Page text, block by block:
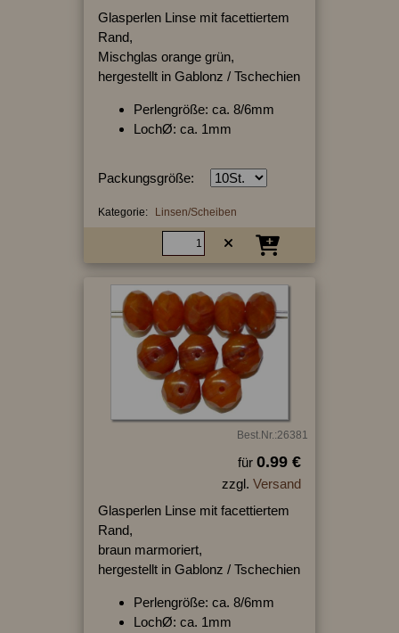
Glasperlen Linse mit facettiertem
Rand,
Mischglas orange grün,
hergestellt in Gablonz / Tschechien
Perlengröße: ca. 8/6mm
LochØ: ca. 1mm
Packungsgröße:
Kategorie: Linsen/Scheiben
Best.Nr.:26381
für 0.99 €
zzgl. Versand
Glasperlen Linse mit facettiertem
Rand,
braun marmoriert,
hergestellt in Gablonz / Tschechien
Perlengröße: ca. 8/6mm
LochØ: ca. 1mm